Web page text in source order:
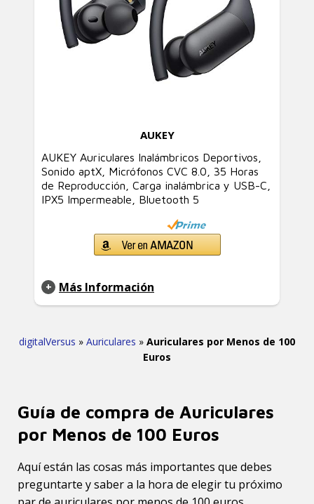
AUKEY
AUKEY Auriculares Inalámbricos Deportivos,
Sonido aptX, Micrófonos CVC 8.0, 35 Horas
de Reproducción, Carga inalámbrica y USB-C,
IPX5 Impermeable, Bluetooth 5
Más Información
digitalVersus » Auriculares » Auriculares por Menos de 100
Euros
Guía de compra de Auriculares
por Menos de 100 Euros
Aquí están las cosas más importantes que debes
preguntarte y saber a la hora de elegir tu próximo